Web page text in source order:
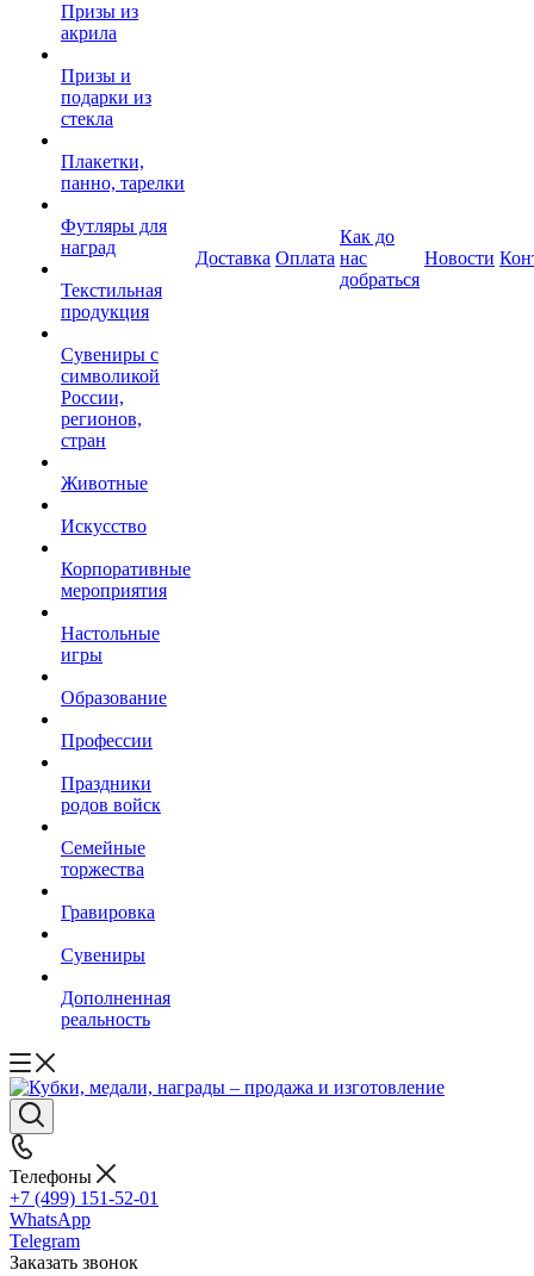
Призы из
акрила
Призы и
подарки из
стекла
Плакетки,
панно, тарелки
Футляры для
наград
Текстильная
продукция
Сувениры с
символикой
России,
регионов,
стран
Животные
Искусство
Корпоративные
мероприятия
Настольные
игры
Образование
Профессии
Праздники
родов войск
Семейные
торжества
Гравировка
Сувениры
Дополненная
реальность
Доставка Оплата
Как до
нас
добраться
Новости
Телефоны
+7 (499) 151-52-01
WhatsApp
Telegram
Заказать звонок